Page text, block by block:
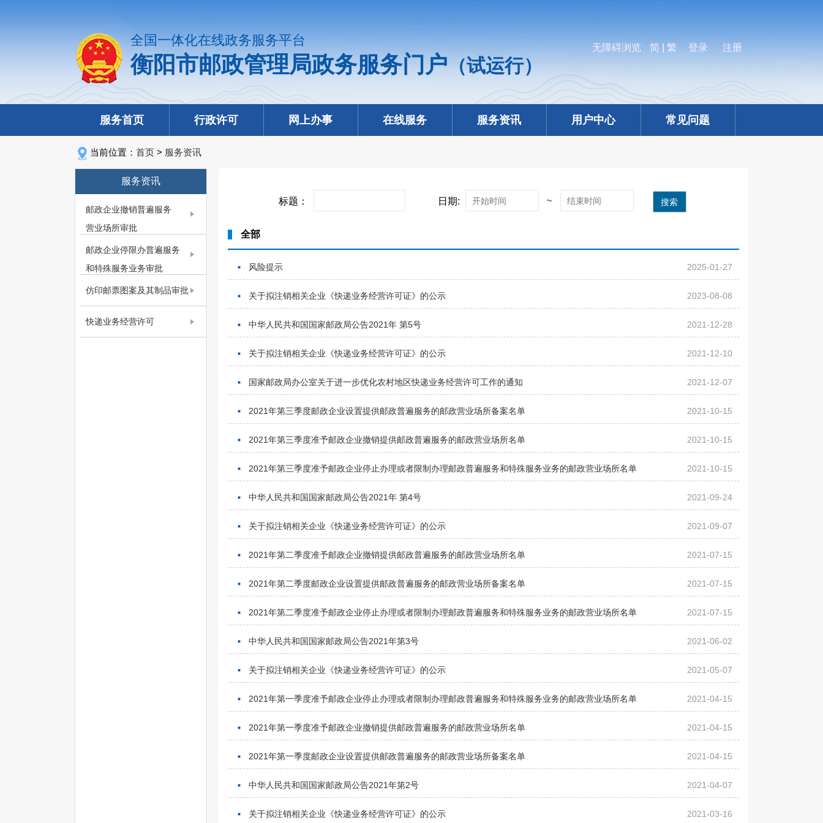
全国一体化在线政务服务平台
衡阳市邮政管理局政务服务门户（试运行）
无障碍浏览 简 繁 登录 注册
服务首页 行政许可 网上办事 在线服务 服务资讯 用户中心 常见问题
当前位置： 首页 > 服务资讯
服务资讯
邮政企业撤销普遍服务
营业场所审批
邮政企业停限办普遍服务
和特殊服务业务审批
仿印邮票图案及其制品审批
快递业务经营许可
标题： 日期: ~ 搜索
全部
风险提示 2025-01-27
关于拟注销相关企业《快递业务经营许可证》的公示 2023-08-08
中华人民共和国国家邮政局公告2021年 第5号 2021-12-28
关于拟注销相关企业《快递业务经营许可证》的公示 2021-12-10
国家邮政局办公室关于进一步优化农村地区快递业务经营许可工作的通知 2021-12-07
2021年第三季度邮政企业设置提供邮政普遍服务的邮政营业场所备案名单 2021-10-15
2021年第三季度准予邮政企业撤销提供邮政普遍服务的邮政营业场所名单 2021-10-15
2021年第三季度准予邮政企业停止办理或者限制办理邮政普遍服务和特殊服务业务的邮政营业场所名单 2021-10-15
中华人民共和国国家邮政局公告2021年 第4号 2021-09-24
关于拟注销相关企业《快递业务经营许可证》的公示 2021-09-07
2021年第二季度准予邮政企业撤销提供邮政普遍服务的邮政营业场所名单 2021-07-15
2021年第二季度邮政企业设置提供邮政普遍服务的邮政营业场所备案名单 2021-07-15
2021年第二季度准予邮政企业停止办理或者限制办理邮政普遍服务和特殊服务业务的邮政营业场所名单 2021-07-15
中华人民共和国国家邮政局公告2021年第3号 2021-06-02
关于拟注销相关企业《快递业务经营许可证》的公示 2021-05-07
2021年第一季度准予邮政企业停止办理或者限制办理邮政普遍服务和特殊服务业务的邮政营业场所名单 2021-04-15
2021年第一季度准予邮政企业撤销提供邮政普遍服务的邮政营业场所名单 2021-04-15
2021年第一季度邮政企业设置提供邮政普遍服务的邮政营业场所备案名单 2021-04-15
中华人民共和国国家邮政局公告2021年第2号 2021-04-07
关于拟注销相关企业《快递业务经营许可证》的公示 2021-03-16